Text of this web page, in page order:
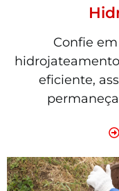
Confie
eficiente,